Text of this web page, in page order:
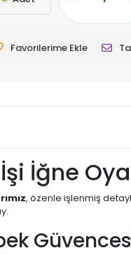
Favorilerime Ekle
İğne
, özenle işlenmiş